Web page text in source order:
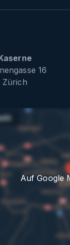
16
Zürich
Auf Google